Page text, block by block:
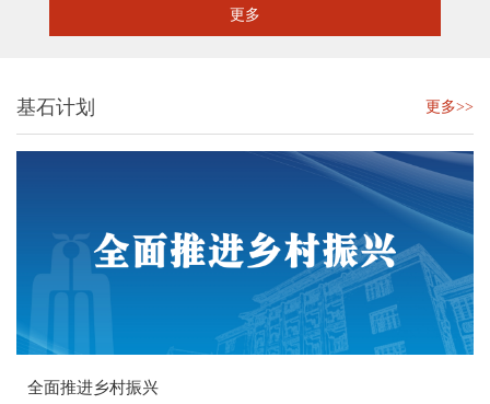
更多
基石计划 更多>>
全面推进乡村振兴